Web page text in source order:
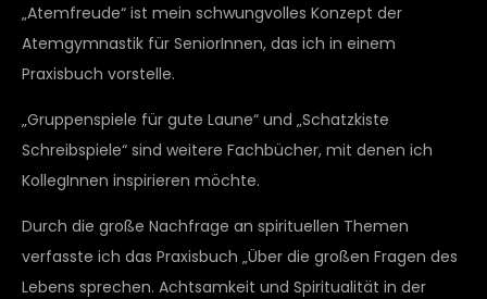
„Atemfreude“ ist mein schwungvolles Konzept der
Atemgymnastik für SeniorInnen, das ich in einem
Praxisbuch vorstelle.
„Gruppenspiele für gute Laune“ und „Schatzkiste
Schreibspiele“ sind weitere Fachbücher, mit denen ich
KollegInnen inspirieren möchte.
Durch die große Nachfrage an spirituellen Themen
verfasste ich das Praxisbuch „Über die großen Fragen des
Lebens sprechen. Achtsamkeit und Spiritualität in der